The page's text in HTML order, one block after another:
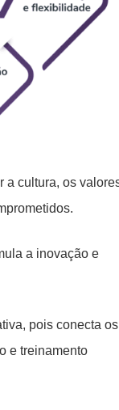
a cultura, os
a inovação e
pois conecta
e treinamento